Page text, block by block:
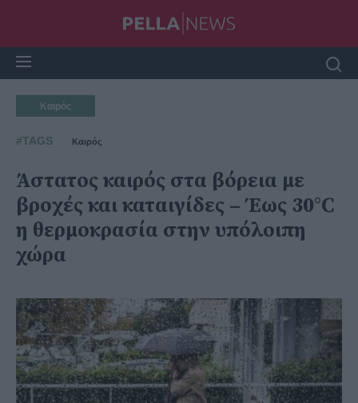
Καιρός
#TAGS Καιρός
Άστατος καιρός στα βόρεια με
βροχές και καταιγίδες – Έως 30°C
η θερμοκρασία στην υπόλοιπη
χώρα